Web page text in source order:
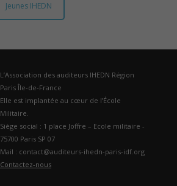
Jeunes IHEDN
L’Association des auditeurs IHEDN Région
Paris Île-de-France
Elle est implantée au cœur de l’École
Militaire.
Siège social : 1 place Joffre – Ecole militaire -
75700 Paris SP 07
Mail : contact@auditeurs-ihedn-paris-idf.org
Contactez-nous